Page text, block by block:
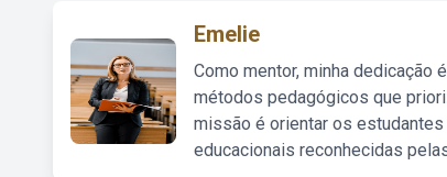
Emelie
Como mentor, minha dedicação
métodos pedagógicos que
missão é orientar os estudantes
educacionais reconhecidas